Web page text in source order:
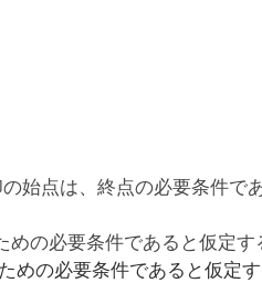
始点は、終点の必要条件で
めの必要条件であると仮定す
めの必要条件であると仮定